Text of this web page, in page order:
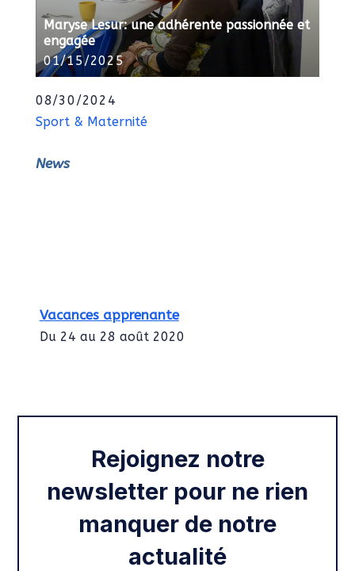
Maryse Lesur: une adhérente passionnée et
engagée
01/15/2025
08/30/2024
Sport & Maternité
News
Vacances apprenante
Du 24 au 28 août 2020
Rejoignez notre
newsletter pour ne rien
manquer de notre
actualité